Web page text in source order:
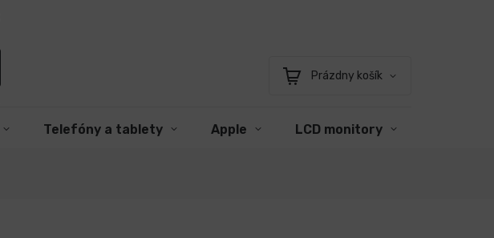
Nákupný
Prázdny košík
Telefóny a tablety Apple LCD monitory